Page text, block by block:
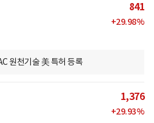
841
+29.98%
원천기술 美 특허 등록
1,376
+29.93%